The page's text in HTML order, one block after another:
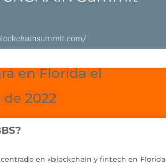
en Florida el
2022
en «blockchain y fintech en